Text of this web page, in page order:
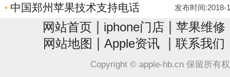
中国郑州苹果技术支持电话 发布时间:2018-
网站首页 iphone门店 苹果维修
网站地图 Apple资讯 联系我们
Copyright © apple-hb.cn 保留所有